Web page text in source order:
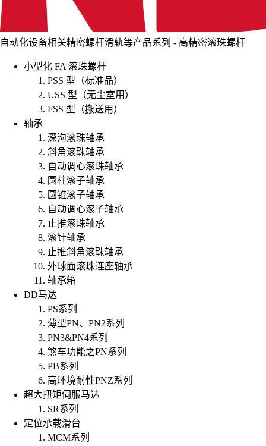
自动化设备相关精密螺杆滑轨等产品系列 - 高精密滚珠螺杆
小型化 FA 滚珠螺杆
PSS 型（标准品）
USS 型（无尘室用）
FSS 型（搬送用）
轴承
深沟滚珠轴承
斜角滚珠轴承
自动调心滚珠轴承
圆柱滚子轴承
圆锥滚子轴承
自动调心滚子轴承
止推滚珠轴承
滚针轴承
止推斜角滚珠轴承
外球面滚珠连座轴承
轴承箱
DD马达
PS系列
薄型PN、PN2系列
PN3&PN4系列
煞车功能之PN系列
PB系列
高环境耐性PNZ系列
超大扭矩伺服马达
SR系列
定位承载滑台
MCM系列